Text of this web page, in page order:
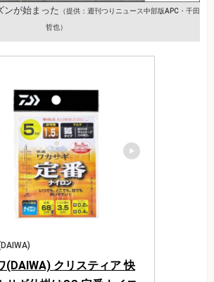
ンが始まった （提供：週刊つりニュース中部版APC・千田
哲也）
(DAIWA) クリスティア 快